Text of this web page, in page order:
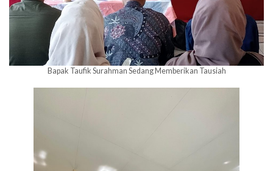
Bapak Taufik Surahman Sedang Memberikan Tausiah